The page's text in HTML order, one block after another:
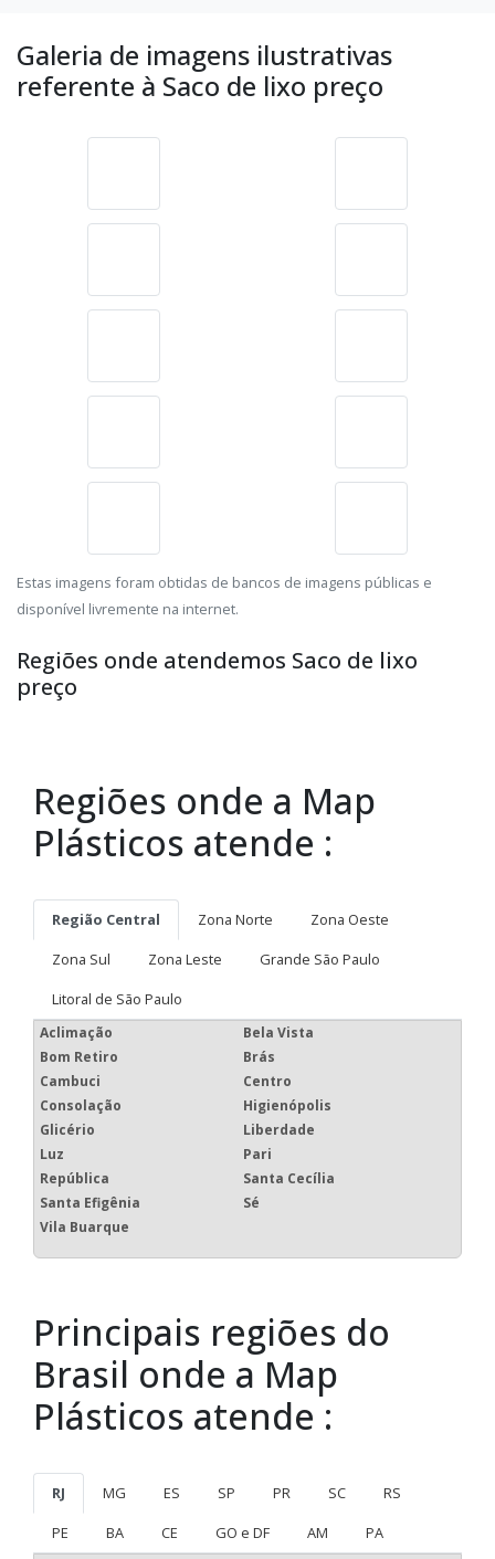
Galeria de imagens ilustrativas
referente à Saco de lixo preço
Estas imagens foram obtidas de bancos de imagens públicas e
disponível livremente na internet.
Regiões onde atendemos Saco de lixo
preço
Regiões onde a Map
Plásticos atende :
Região Central Zona Norte
Zona Oeste
Zona Sul
Zona Leste
Grande São Paulo
Litoral de São Paulo
Aclimação
Bela Vista
Bom Retiro
Brás
Cambuci
Centro
Consolação
Higienópolis
Glicério
Liberdade
Luz
Pari
República
Santa Cecília
Santa Efigênia
Sé
Vila Buarque
Principais regiões do
Brasil onde a Map
Plásticos atende :
RJ MG ES SP PR SC
RS
PE
BA CE GO e DF AM PA